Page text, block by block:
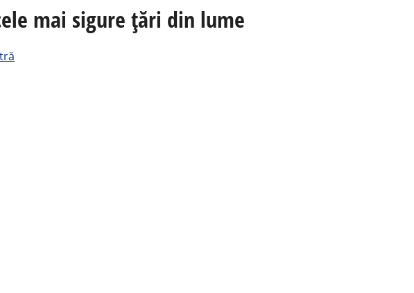
mai sigure țări din lume